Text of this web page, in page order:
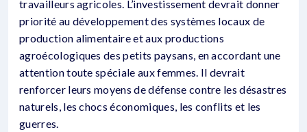
travailleurs agricoles. L’investissement devrait donner
priorité au développement des systèmes locaux de
production alimentaire et aux productions
agroécologiques des petits paysans, en accordant une
attention toute spéciale aux femmes. Il devrait
renforcer leurs moyens de défense contre les désastres
naturels, les chocs économiques, les conflits et les
guerres.